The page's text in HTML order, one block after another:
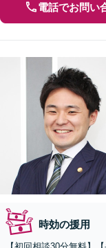
電話でお問い
時効の援用